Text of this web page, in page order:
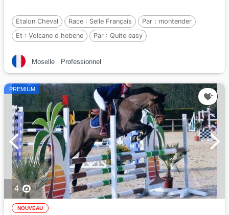
Etalon Cheval Race : Selle Français Par : montender
Et : Volcane d hebene Par : Quite easy
Moselle Professionnel
PREMIUM
4
NOUVEAU